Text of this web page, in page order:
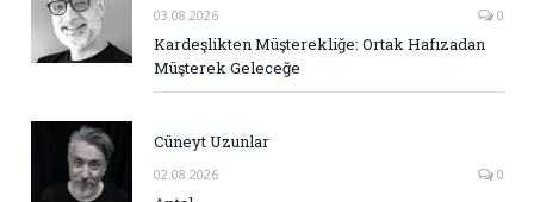
03.08.2026 0
Kardeşlikten Müşterekliğe: Ortak Hafızadan
Müşterek Geleceğe
Cüneyt Uzunlar
02.08.2026 0